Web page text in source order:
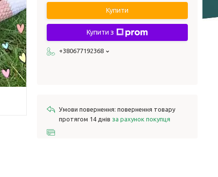
Купити
Купити з
+380677192368
повернення товару
протягом 14 днів за рахунок покупця